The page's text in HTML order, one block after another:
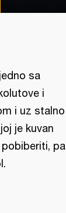
sa
i
i uz stalno
je kuvan
pa